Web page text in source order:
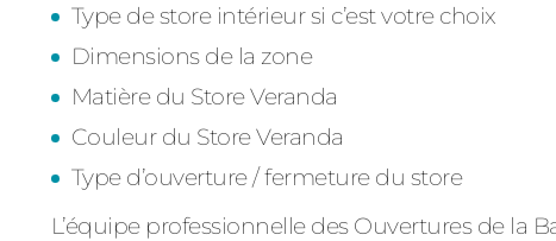
Type de store intérieur si c’est votre choix
Dimensions de la zone
Matière du Store Veranda
Couleur du Store Veranda
Type d’ouverture / fermeture du store
L’équipe professionnelle des Ouvertures de la